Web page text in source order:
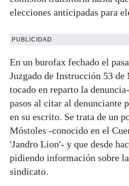
elecciones anticipadas para
PUBLICIDAD
En un burofax fechado el
Juzgado de Instrucción 53
tocado en reparto la
pasos al citar al denunciante
en su escrito. Se trata de un
Móstoles -conocido en el
'Jandro Lion'- y que desde
pidiendo información sobre
sindicato.